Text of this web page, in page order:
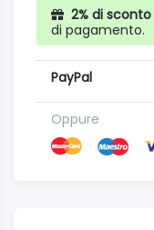
2% di sconto
di pagamento.
PayPal
Oppure